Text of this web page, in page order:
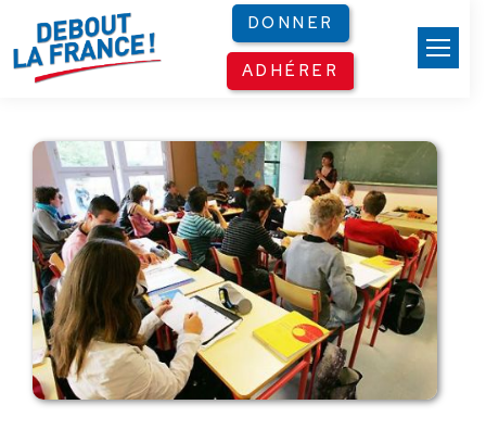
DONNER
ADHÉRER
Panneau de gestion des cookies